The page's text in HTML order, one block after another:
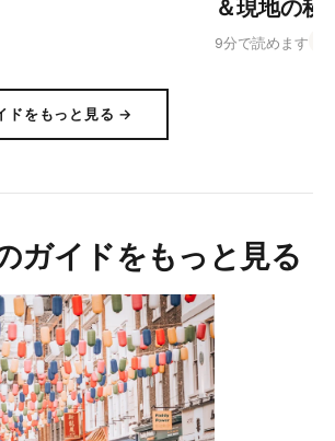
＆現地の秘
9分で読めます
ドをもっと見る →
ガイドをもっと見る